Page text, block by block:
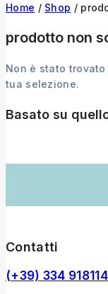
Home / Shop /
prodotto non
Non è stato
tua selezione.
Basato su
Contatti
(+39) 334